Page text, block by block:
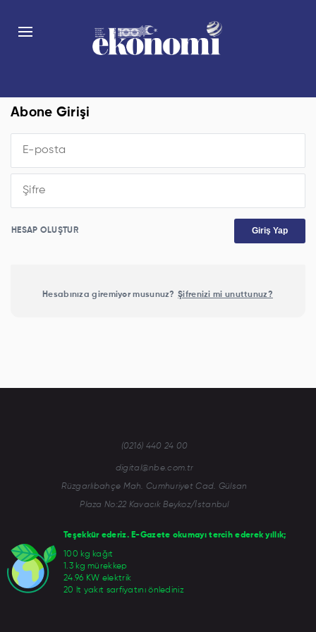
Abone Girişi
HESAP OLUŞTUR Giriş Yap
Hesabınıza giremiyor musunuz? Şifrenizi mi unuttunuz?
Teşekkür ederiz. E-Gazete okumayı tercih ederek yıllık;
100 kg kağıt
1.3 kg mürekkep
24.96 KW elektrik
20 lt yakıt sarfiyatını önlediniz
(0216) 440 24 00
digital@nbe.com.tr
Rüzgarlıbahçe Mah. Cumhuriyet Cad. Gülsan
Plaza No:22 Kavacık Beykoz/İstanbul